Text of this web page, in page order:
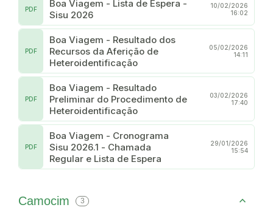
Boa Viagem - Lista de Espera -
Sisu 2026
PDF
10/02/2026
16:02
Boa Viagem - Resultado dos
Recursos da Aferição de
Heteroidentificação
PDF
05/02/2026
14:11
Boa Viagem - Resultado
Preliminar do Procedimento de
Heteroidentificação
PDF
03/02/2026
17:40
Boa Viagem - Cronograma
Sisu 2026.1 - Chamada
Regular e Lista de Espera
PDF
29/01/2026
15:54
Camocim 3